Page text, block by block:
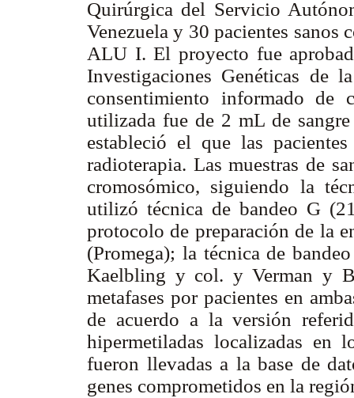
Quirúrgica del Servicio
Venezuela y 30 pacientes sanos
ALU I. El proyecto fue
Investigaciones Genéticas
consentimiento informado de
utilizada fue de 2 mL de
estableció el que las
radioterapia. Las muestras de
cromosómico, siguiendo la
utilizó técnica de bandeo G
protocolo de preparación de la
(Promega); la técnica de
Kaelbling y col. y Verman y
metafases por pacientes en
de acuerdo a la versión
hipermetiladas localizadas en
fueron llevadas a la base de
genes comprometidos en la